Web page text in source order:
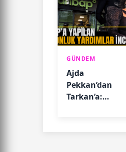
GÜNDEM
Ajda
Pekkan’dan
Tarkan’a: